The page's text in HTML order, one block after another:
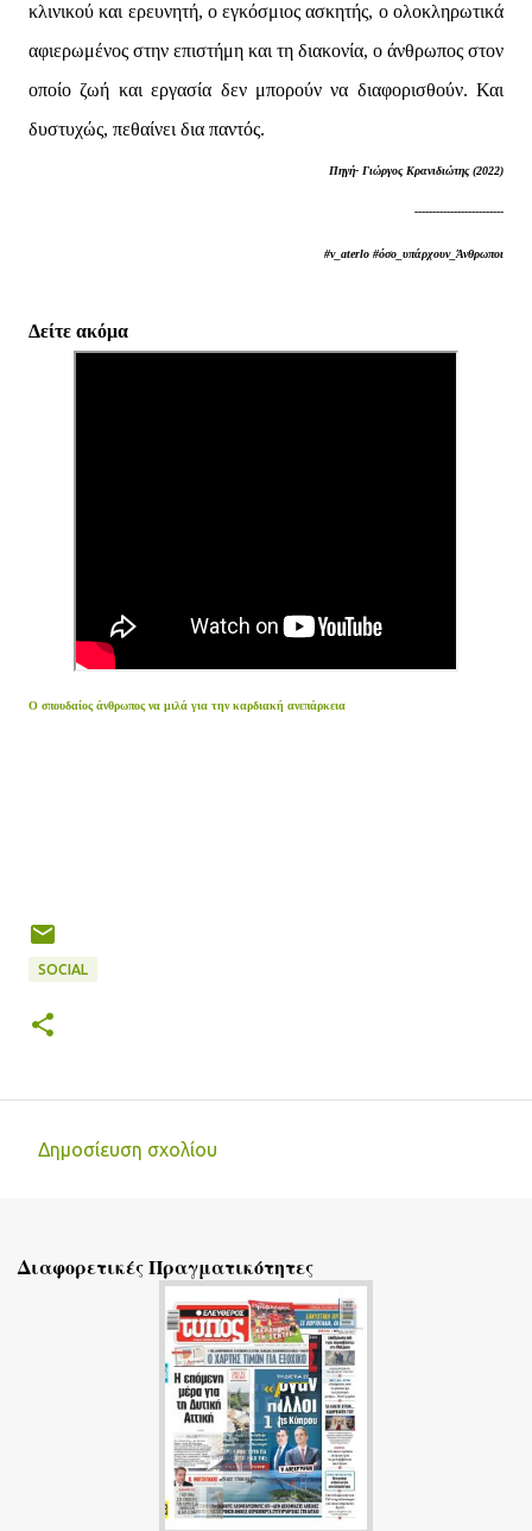
κλινικού και ερευνητή, ο εγκόσμιος ασκητής, ο ολοκληρωτικά
αφιερωμένος στην επιστήμη και τη διακονία, ο άνθρωπος στον
οποίο ζωή και εργασία δεν μπορούν να διαφορισθούν. Και
δυστυχώς, πεθαίνει δια παντός.
Πηγή- Γιώργος Κρανιδιώτης (2022)
-------------------------
#v_aterlo #όσο_υπάρχουν_Άνθρωποι
Δείτε ακόμα
Ο σπουδαίος άνθρωπος να μιλά για την καρδιακή ανεπάρκεια
SOCIAL
λ
Δημοσίευση σχολίου
Διαφορετικές Πραγματικότητες